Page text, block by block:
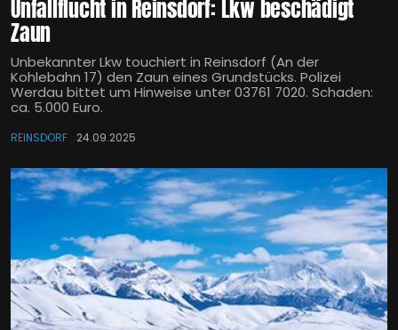
Unfallflucht in Reinsdorf: Lkw beschädigt
Zaun
Unbekannter Lkw touchiert in Reinsdorf (An der
Kohlebahn 17) den Zaun eines Grundstücks. Polizei
Werdau bittet um Hinweise unter 03761 7020. Schaden:
ca. 5.000 Euro.
REINSDORF 24.09.2025